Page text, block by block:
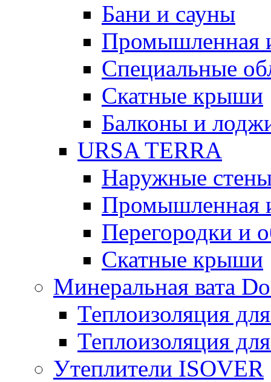
Бани и сауны
Промышленная
Специальные
Скатные крыши
Балконы и
URSA TERRA
Наружные
Промышленная
Перегородки и
Скатные крыши
Минеральная вата
Теплоизоляция
Теплоизоляция
Утеплители ISOVER